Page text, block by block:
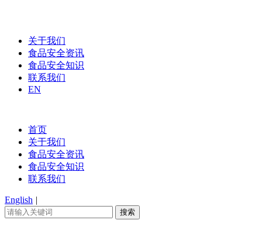
关于我们
食品安全资讯
食品安全知识
联系我们
EN
首页
关于我们
食品安全资讯
食品安全知识
联系我们
English |